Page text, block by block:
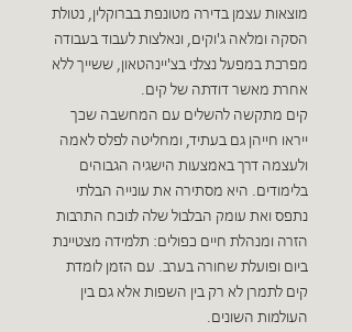
מוצאות עצמן בדירה מטונפת בברוקלין, נטולת
הסקה ומלאה ג'וקים, ונאלצות לעבוד בעבודה
מפרכת במפעל נצלני בצ'יינהטאון, ששייך ללא
אחרת מאשר דודתה של קים.
קים מתקשה להשלים עם המחשבה שכך
ייראו חייהן גם בעתיד, ומחליטה לפלס לאמה
ולעצמה דרך באמצעות הישגיה הגבוהים
בלימודים. היא מסתירה את עונייה הבלתי
נתפס ואת עומק הבלבול שלה לנוכח התרבות
הזרה ומנהלת חיים כפולים: תלמידה מצטיינת
ביום ופועלת שחורה בערב. עם הזמן לומדת
קים לתמרן לא רק בין השפות אלא גם בין
העולמות השונים.